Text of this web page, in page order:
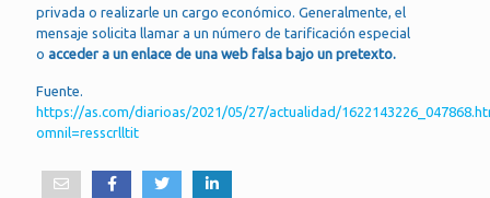
privada o realizarle un cargo económico. Generalmente, el
mensaje solicita llamar a un número de tarificación especial
o acceder a un enlace de una web falsa bajo un pretexto.
Fuente.
https://as.com/diarioas/2021/05/27/actualidad/
omnil=resscrlltit